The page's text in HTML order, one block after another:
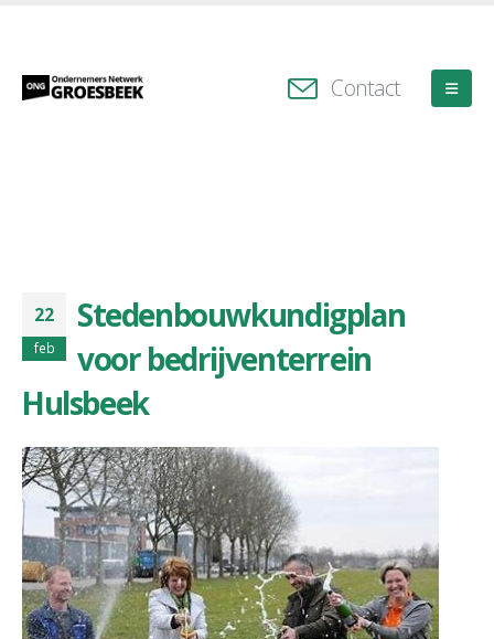
Contact
22
feb
Stedenbouwkundigplan
voor bedrijventerrein
Hulsbeek